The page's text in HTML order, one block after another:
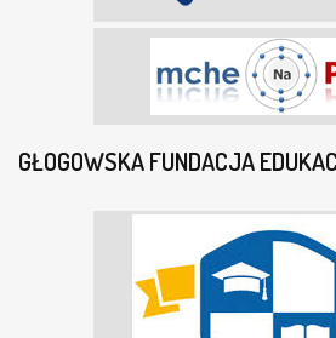
GŁOGOWSKA FUNDACJA